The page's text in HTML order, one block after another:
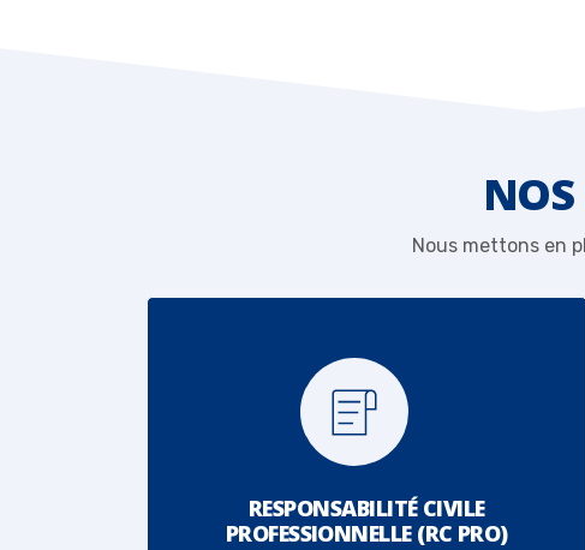
RESPONSABILITÉ CIVILE
PROFESSIONNELLE (RC PRO)
Nous mettons en